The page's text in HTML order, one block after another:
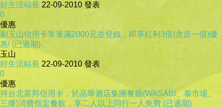
好生活站長 22-09-2010 發表
0
優惠
刷玉山信用卡單筆滿2000元並登錄，即享紅利3倍(含原一倍)優
惠! (已過期)
玉山
好生活站長 22-09-2010 發表
0
優惠
持台北富邦信用卡，於晶華酒店集團餐廳(WASABI、泰市場、
三燔)消費指定餐飲，享二人以上同行一人免費 (已過期)